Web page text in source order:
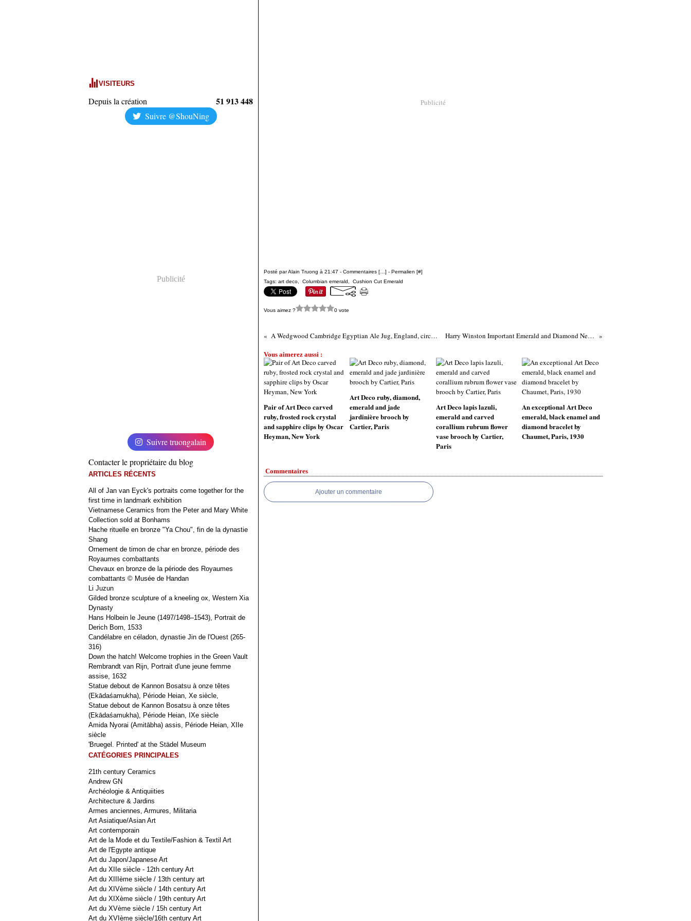
VISITEURS
Depuis la création 51 913 448
Suivre @ShouNing
Publicité
Suivre truongalain
Contacter le propriétaire du blog
ARTICLES RÉCENTS
All of Jan van Eyck's portraits come together for the
first time in landmark exhibition
Vietnamese Ceramics from the Peter and Mary White
Collection sold at Bonhams
Hache rituelle en bronze "Ya Chou", fin de la dynastie
Shang
Ornement de timon de char en bronze, période des
Royaumes combattants
Chevaux en bronze de la période des Royaumes
combattants © Musée de Handan
Li Juzun
Gilded bronze sculpture of a kneeling ox, Western Xia
Dynasty
Hans Holbein le Jeune (1497/1498–1543), Portrait de
Derich Born, 1533
Candélabre en céladon, dynastie Jin de l'Ouest (265-
316)
Down the hatch! Welcome trophies in the Green Vault
Rembrandt van Rijn, Portrait d'une jeune femme
assise, 1632
Statue debout de Kannon Bosatsu à onze têtes
(Ekādaśamukha), Période Heian, Xe siècle,
Statue debout de Kannon Bosatsu à onze têtes
(Ekādaśamukha), Période Heian, IXe siècle
Amida Nyorai (Amitābha) assis, Période Heian, XIIe
siècle
'Bruegel. Printed' at the Städel Museum
CATÉGORIES PRINCIPALES
21th century Ceramics
Andrew GN
Archéologie & Antiquiities
Architecture & Jardins
Armes anciennes, Armures, Militaria
Art Asiatique/Asian Art
Art contemporain
Art de la Mode et du Textile/Fashion & Textil Art
Art de l'Egypte antique
Art du Japon/Japanese Art
Art du XIIe siècle - 12th century Art
Art du XIIIème siècle / 13th century art
Art du XIVème siècle / 14th century Art
Art du XIXème siècle / 19th century Art
Art du XVème siècle / 15h century Art
Art du XVIème siècle/16th century Art
Publicité
Posté par Alain Truong à 21:47 - Commentaires [ ] - Permalien [#]
Tags: art deco Columbian emerald Cushion Cut Emerald
Vous aimez ? 0 vote
A Wedgwood Cambridge Egyptian Ale Jug, England, circa 1854 Harry Winston Important Emerald and Diamond Necklace
Vous aimerez aussi :
Pair of Art Deco carved
ruby, frosted rock crystal
and sapphire clips by Oscar
Heyman, New York
Art Deco ruby, diamond,
emerald and jade
jardinière brooch by
Cartier, Paris
Art Deco lapis lazuli,
emerald and carved
corallium rubrum flower
vase brooch by Cartier,
Paris
An exceptional Art Deco
emerald, black enamel and
diamond bracelet by
Chaumet, Paris, 1930
Commentaires
Ajouter un commentaire